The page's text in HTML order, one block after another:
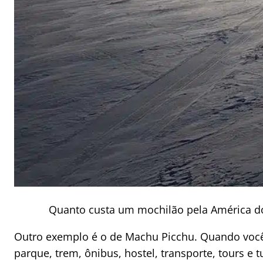
Quanto custa um mochilão pela América
Outro exemplo é o de Machu Picchu. Quando
parque, trem, ônibus, hostel, transporte, tours e